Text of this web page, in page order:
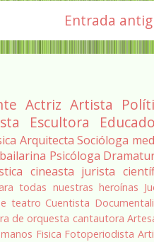
Entrada
Actriz Artista
Escultora
Arquitecta Socióloga
bailarina Psicóloga
cineasta jurista
todas nuestras heroínas
teatro Cuentista
de orquesta cantautora
Fisica Fotoperiodista